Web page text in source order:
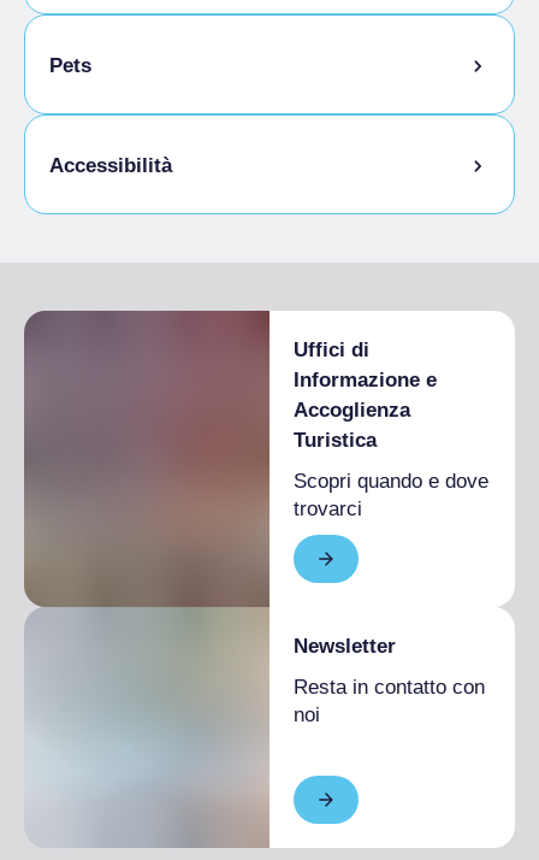
Animazione bimbi
Pets
Animali ammessi al guinzaglio
Accessibilità
Uffici di
Informazione e
Accoglienza
Turistica
Scopri quando e dove
trovarci
Newsletter
Resta in contatto con
noi